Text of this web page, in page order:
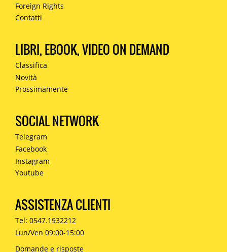
Foreign Rights
Contatti
LIBRI, EBOOK, VIDEO ON DEMAND
Classifica
Novità
Prossimamente
SOCIAL NETWORK
Telegram
Facebook
Instagram
Youtube
ASSISTENZA CLIENTI
Tel: 0547.1932212
Lun/Ven 09:00-15:00
Domande e risposte